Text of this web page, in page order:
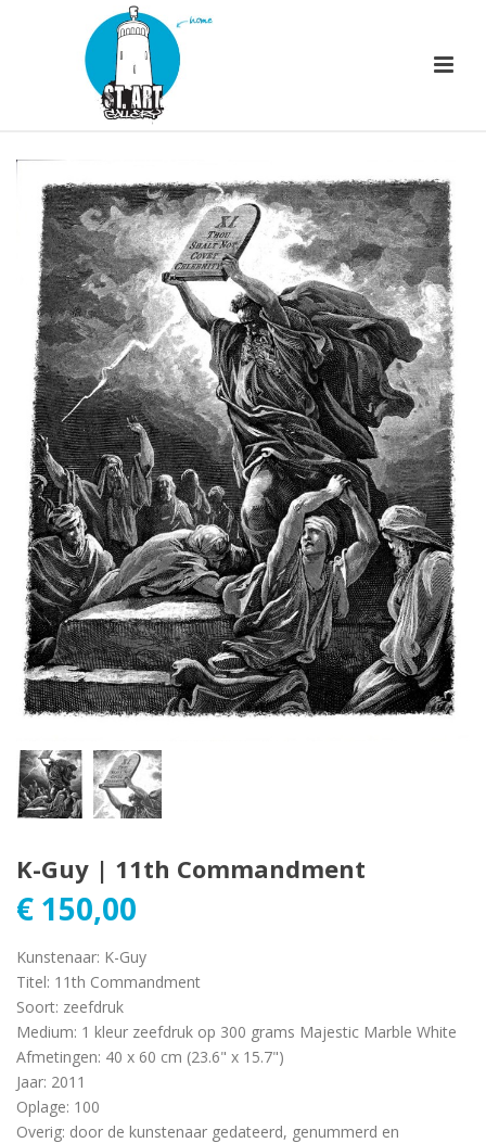
K-Guy | 11th Commandment
€ 150,00
Kunstenaar: K-Guy
Titel: 11th Commandment
Soort: zeefdruk
Medium: 1 kleur zeefdruk op 300 grams Majestic Marble White
Afmetingen: 40 x 60 cm (23.6" x 15.7")
Jaar: 2011
Oplage: 100
Overig: door de kunstenaar gedateerd, genummerd en